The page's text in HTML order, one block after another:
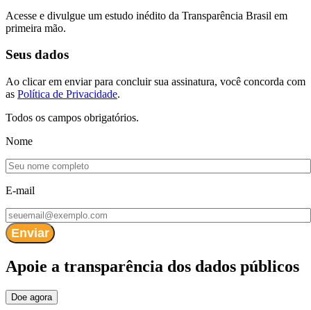
Acesse e divulgue um estudo inédito da Transparência Brasil em
primeira mão.
Seus dados
Ao clicar em enviar para concluir sua assinatura, você concorda com
as Política de Privacidade.
Todos os campos obrigatórios.
Nome
E-mail
Enviar
Apoie a transparência dos dados públicos
Doe agora